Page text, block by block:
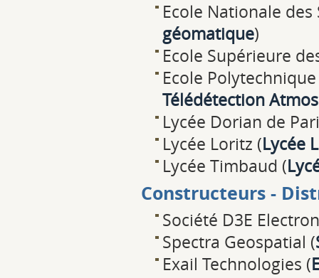
Ecole Nationale
géomatique)
Ecole Supérieure
Ecole
Télédétection
Lycée Dorian de
Lycée Loritz (Lycée
Lycée Timbaud (
Constructeurs -
Société D3E
Spectra Geospatial (
Exail Technologies (